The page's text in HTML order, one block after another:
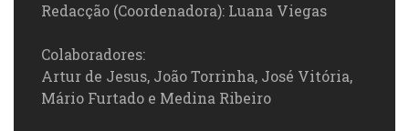
Redacção (Coordenadora): Luana Viegas
Colaboradores:
Artur de Jesus, João Torrinha, José Vitória,
Mário Furtado e Medina Ribeiro